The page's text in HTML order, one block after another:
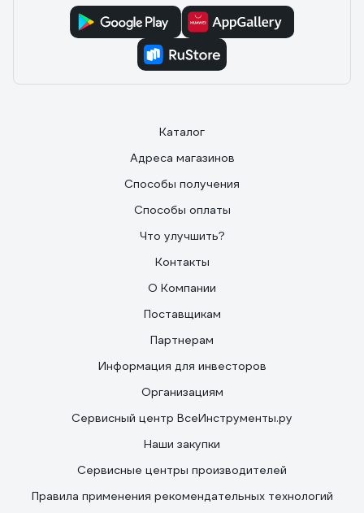
Каталог
Адреса магазинов
Способы получения
Способы оплаты
Что улучшить?
Контакты
О Компании
Поставщикам
Партнерам
Информация для инвесторов
Организациям
Сервисный центр ВсеИнструменты.ру
Наши закупки
Сервисные центры производителей
Правила применения рекомендательных технологий